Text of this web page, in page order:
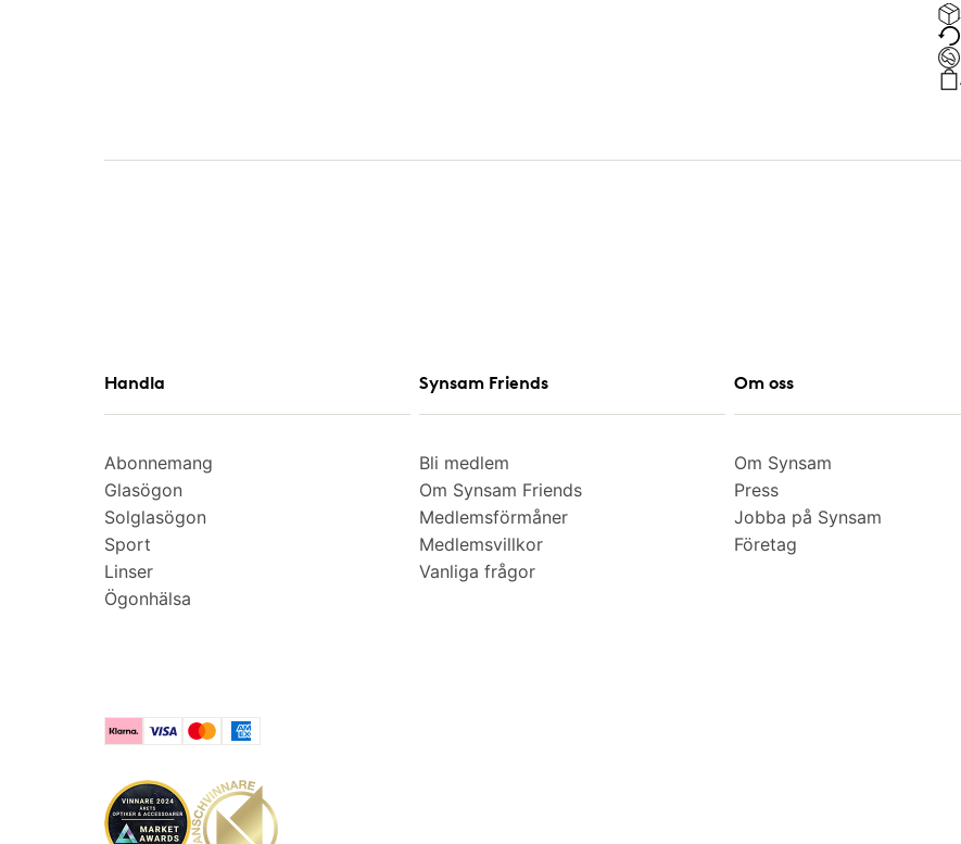
Handla
Abonnemang
Glasögon
Solglasögon
Sport
Linser
Ögonhälsa
Synsam Friends
Bli medlem
Om Synsam Friends
Medlemsförmåner
Medlemsvillkor
Vanliga frågor
Om oss
Om Synsam
Press
Jobba på Synsam
Företag
KlarnaVisa MastercardAmerican Express